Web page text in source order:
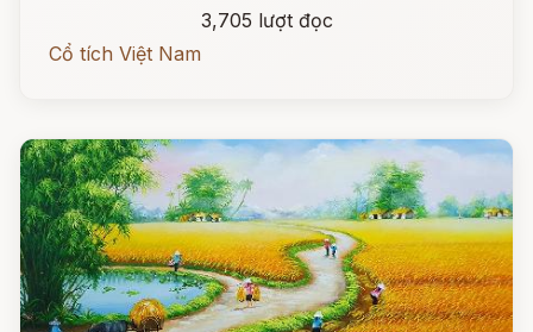
3,705 lượt đọc
Cổ tích Việt Nam